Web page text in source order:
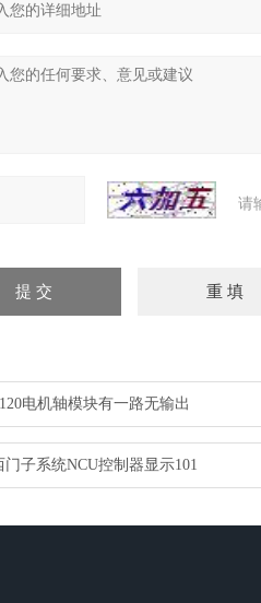
请
电机轴模块有一路无输出
子系统NCU控制器显示101